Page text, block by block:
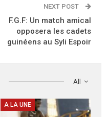
NEXT POST
F.G.F: Un match amical
opposera les cadets
guinéens au Syli Espoir
All
A LA UNE